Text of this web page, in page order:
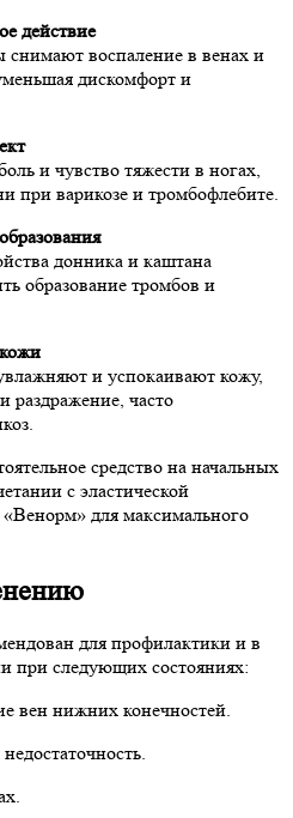
действие
воспаление в венах и
дискомфорт и
и чувство тяжести в ногах,
при варикозе и тромбофлебите.
донника и каштана
образование тромбов и
и успокаивают кожу,
раздражение, часто
средство на начальных
с эластической
для максимального
для профилактики и в
при следующих состояниях:
вен нижних конечностей.